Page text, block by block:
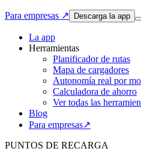
Para empresas ↗ Descarga la app
La app
Herramientas
Planificador de rutas
Mapa de cargadores
Autonomía real por
Calculadora de ahorro
Ver todas las
Blog
Para empresas↗
PUNTOS DE RECARGA